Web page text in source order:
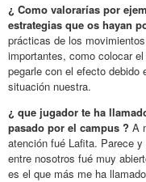
¿ Como valorarías por
estrategias que os hayan
prácticas de los
importantes, como colocar
pegarle con el efecto debido
situación nuestra.
¿ que jugador te ha
pasado por el campus ? A
atención fué Lafita. Parece
entre nosotros fué muy
es el que más me ha